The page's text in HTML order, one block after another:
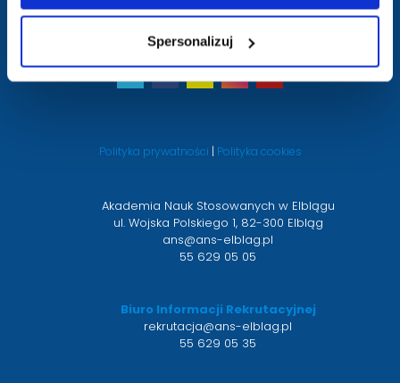
Spersonalizuj
Twitter
otwiera
nowym
Facebook
otwiera
nowym
Snapchat
otwiera
nowym
Instagram
otwiera
nowym
Youtube
otwiera
nowym
Polityka prywatności | Polityka cookies
Akademia Nauk Stosowanych w Elblągu
ul. Wojska Polskiego 1, 82-300 Elbląg
ans@ans-elblag.pl
55 629 05 05
Biuro Informacji Rekrutacyjnej
rekrutacja@ans-elblag.pl
55 629 05 35